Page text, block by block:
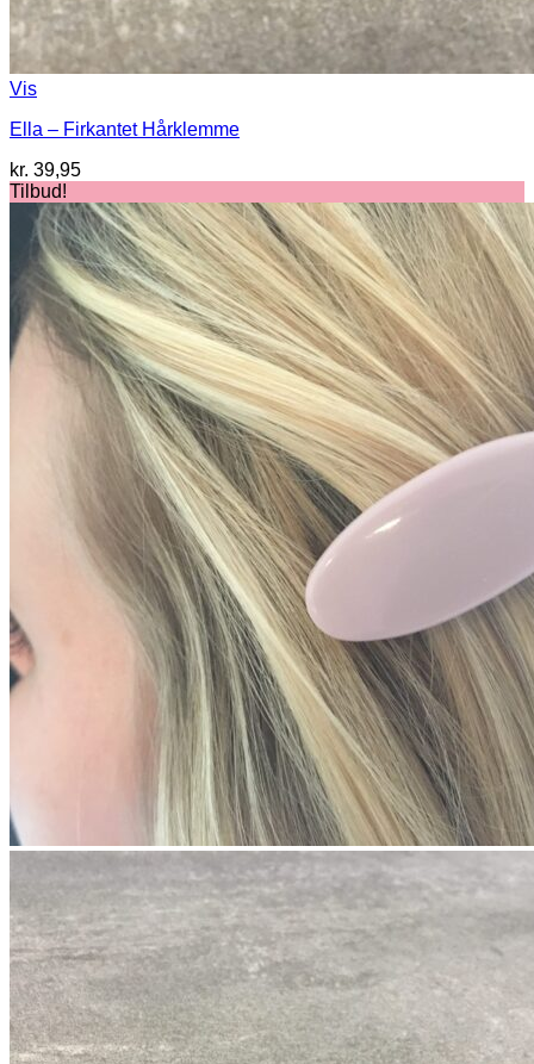
Vis
Ella – Firkantet Hårklemme
kr. 39,95
Tilbud!